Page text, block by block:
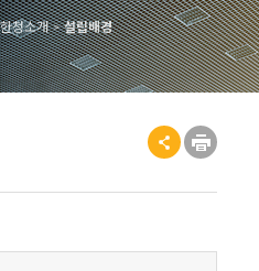
한청소개>설립배경